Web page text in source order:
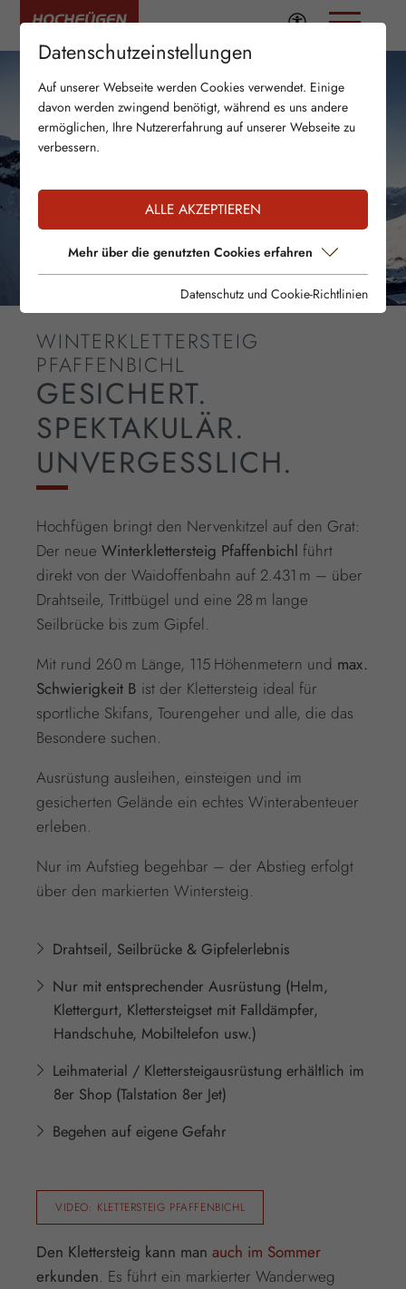
WINTERKLETTERSTEIG
PFAFFENBICHL
GESICHERT.
SPEKTAKULÄR.
UNVERGESSLICH.
Hochfügen bringt den Nervenkitzel auf den Grat:
Der neue Winterklettersteig Pfaffenbichl führt
direkt von der Waidoffenbahn auf 2.431 m – über
Drahtseile, Trittbügel und eine 28 m lange
Seilbrücke bis zum Gipfel.
Mit rund 260 m Länge, 115 Höhenmetern und max.
Schwierigkeit B ist der Klettersteig ideal für
sportliche Skifans, Tourengeher und alle, die das
Besondere suchen.
Ausrüstung ausleihen, einsteigen und im
gesicherten Gelände ein echtes Winterabenteuer
erleben.
Nur im Aufstieg begehbar – der Abstieg erfolgt
über den markierten Wintersteig.
Drahtseil, Seilbrücke & Gipfelerlebnis
Nur mit entsprechender Ausrüstung (Helm,
Klettergurt, Klettersteigset mit Falldämpfer,
Handschuhe, Mobiltelefon usw.)
Leihmaterial / Klettersteigausrüstung erhältlich im
8er Shop (Talstation 8er Jet)
Begehen auf eigene Gefahr
VIDEO: KLETTERSTEIG PFAFFENBICHL
Den Klettersteig kann man auch im Sommer
erkunden. Es führt ein markierter Wanderweg
Datenschutzeinstellungen
Auf unserer Webseite werden Cookies verwendet. Einige
davon werden zwingend benötigt, während es uns andere
ermöglichen, Ihre Nutzererfahrung auf unserer Webseite zu
verbessern.
ALLE AKZEPTIEREN
Mehr über die genutzten Cookies erfahren
Datenschutz und Cookie-Richtlinien